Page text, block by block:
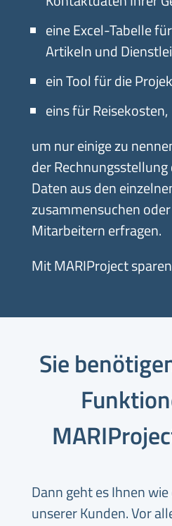
eine Excel-Tabelle
Artikeln und
ein Tool für die
eins für Reisekosten,
um nur einige zu
der
Daten aus den
zusammensuchen
Mitarbeitern erfragen.
Mit MARIProject
Sie
Dann geht es Ihnen
unserer Kunden. Vor